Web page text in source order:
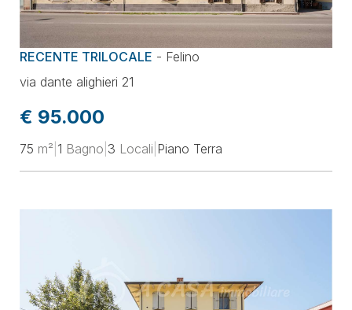
RECENTE TRILOCALE - Felino
via dante alighieri 21
€ 95.000
75 m² 1 Bagno 3 Locali Piano Terra